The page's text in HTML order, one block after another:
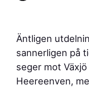
Äntligen
sannerligen på
seger mot
Heereenven,